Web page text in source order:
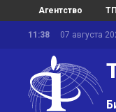
Агентство
11:38 07 августа